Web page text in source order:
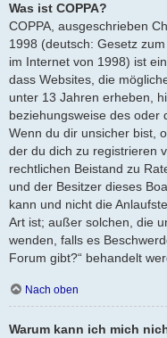
Was ist COPPA?
COPPA, ausgeschrieben
1998 (deutsch: Gesetz
im Internet von 1998) ist
dass Websites, die
unter 13 Jahren erheben,
beziehungsweise des oder
Wenn du dir unsicher bist,
der du dich zu registrieren
rechtlichen Beistand zu
und der Besitzer dieses
kann und nicht die
Art ist; außer solchen, die
wenden, falls es
Forum gibt?“ behandelt
Nach oben
Warum kann ich mich